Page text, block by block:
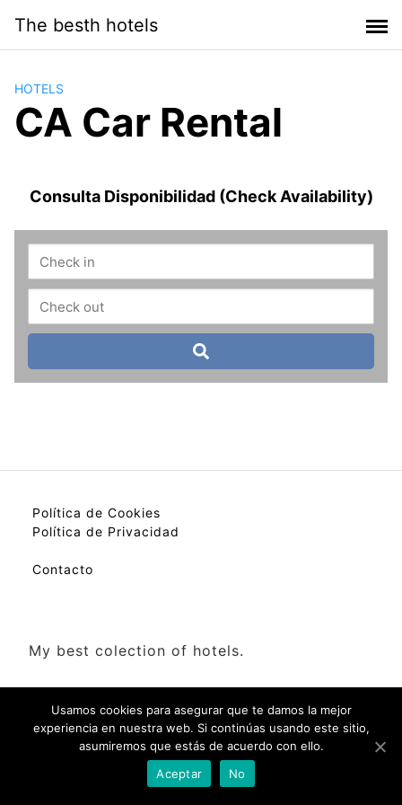
contenido
The besth hotels
HOTELS
CA Car Rental
Consulta Disponibilidad (Check Availability)
Política de Cookies
Política de Privacidad
Contacto
My best colection of hotels.
Usamos cookies para asegurar que te damos la mejor
experiencia en nuestra web. Si continúas usando este sitio,
asumiremos que estás de acuerdo con ello.
Aceptar
No
Check Availability(Disponibilidad)